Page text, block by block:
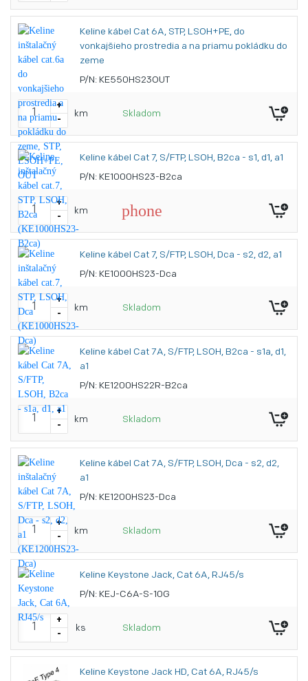
A
Nevýhodou systémového riešenia je závislosť na konkrétnom
výrobcovi, čo môže v budúcnosti viesť k vyšším nákladom pri
rozšírení alebo zmene kabeláže z dôvodu obmedzeného výberu
kompatibilných prvkov.
Keline kábel Cat 6A, STP, LSOH+PE, do
vonkajšieho prostredia a na priamu pokládku do
zeme
P/N: KE550HS23OUT
+
-
km Skladom
Keline kábel Cat 7, S/FTP, LSOH, B2ca - s1, d1, a1
P/N: KE1000HS23-B2ca
+
-
km phone
Keline kábel Cat 7, S/FTP, LSOH, Dca - s2, d2, a1
P/N: KE1000HS23-Dca
+
-
km Skladom
Keline kábel Cat 7A, S/FTP, LSOH, B2ca - s1a, d1,
a1
P/N: KE1200HS22R-B2ca
+
-
km Skladom
Keline kábel Cat 7A, S/FTP, LSOH, Dca - s2, d2,
a1
P/N: KE1200HS23-Dca
+
-
km Skladom
Keline Keystone Jack, Cat 6A, RJ45/s
P/N: KEJ-C6A-S-10G
+
-
ks Skladom
Keline Keystone Jack HD, Cat 6A, RJ45/s